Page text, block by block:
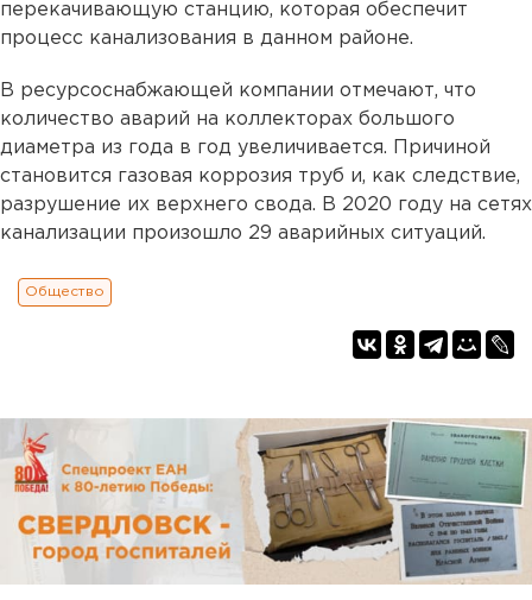
перекачивающую станцию, которая обеспечит
процесс канализования в данном районе.
В ресурсоснабжающей компании отмечают, что
количество аварий на коллекторах большого
диаметра из года в год увеличивается. Причиной
становится газовая коррозия труб и, как следствие,
разрушение их верхнего свода. В 2020 году на сетях
канализации произошло 29 аварийных ситуаций.
Общество